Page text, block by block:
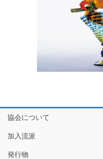
協会について
加入流派
発行物